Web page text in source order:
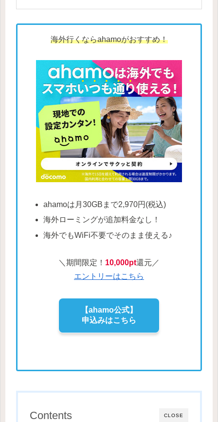
海外行くならahamoがおすすめ！
ahamoは月30GBまで2,970円(税込)
海外ローミングが追加料金なし！
海外でもWiFi不要でそのまま使える♪
＼期間限定！ 10,000pt還元／
エントリーはこちら
【ahamo公式】
申込みはこちら
CLOSE
Contents